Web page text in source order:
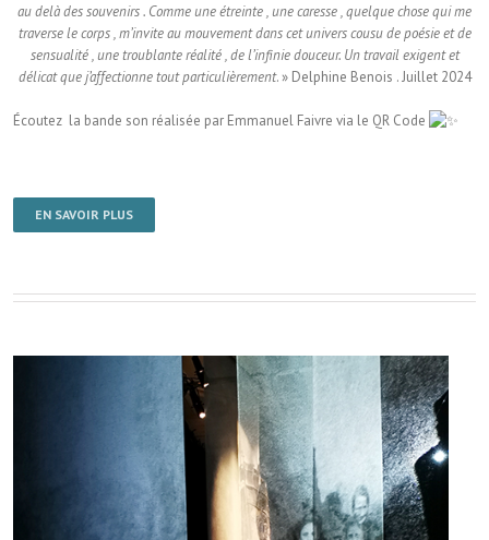
au delà des souvenirs . Comme une étreinte , une caresse , quelque chose qui me
traverse le corps , m’invite au mouvement dans cet univers cousu de poésie et de
sensualité , une troublante réalité , de l’infinie douceur. Un travail exigent et
délicat que j’affectionne tout particulièrement. » Delphine Benois . Juillet 2024
Écoutez la bande son réalisée par Emmanuel Faivre via le QR Code
EN SAVOIR PLUS